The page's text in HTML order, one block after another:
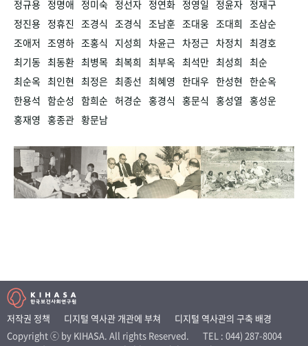
정규용 정명애 정미숙 정선자 정연화 정영일 정윤자 정재구
정진용 정휴진 조경식 조경식 조남훈 조대웅 조대희 조삼순
조애저 조영하 조홍식 지성희 차윤근 차정근 차정치 최경호
최기동 최동환 최병목 최복희 최부옥 최석만 최성희 최순
최순옥 최인현 최정은 최종선 최혜영 한대우 한성현 한순옥
한용석 함순성 함희순 허경순 홍경식 홍문식 홍성열 홍성운
홍재영 홍종관 황문남
저작권 정책 디지털 역사관 개관에 부쳐
디지털 역사관의 구축 배경
Copyright ⓒ by KIHASA. All rights Reserved.
TEL : 044) 287-8004